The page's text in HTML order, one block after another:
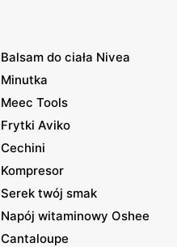
Balsam do ciała Nivea
Minutka
Meec Tools
Frytki Aviko
Cechini
Kompresor
Serek twój smak
Napój witaminowy Oshee
Cantaloupe